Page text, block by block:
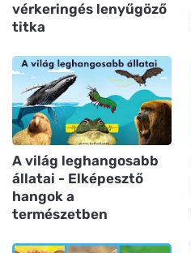
vérkeringés lenyűgöző
titka
A világ leghangosabb
állatai - Elképesztő
hangok a
természetben